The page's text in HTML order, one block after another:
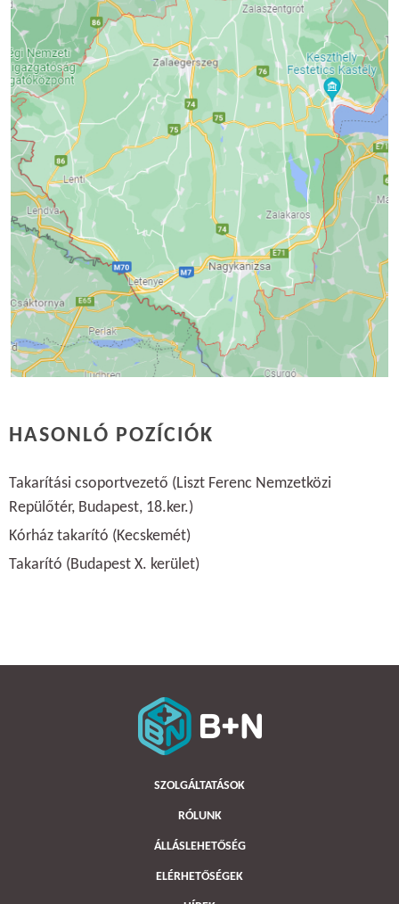
HASONLÓ POZÍCIÓK
Takarítási csoportvezető (Liszt Ferenc Nemzetközi
Repülőtér, Budapest, 18.ker.)
Kórház takarító (Kecskemét)
Takarító (Budapest X. kerület)
SZOLGÁLTATÁSOK
RÓLUNK
ÁLLÁSLEHETŐSÉG
ELÉRHETŐSÉGEK